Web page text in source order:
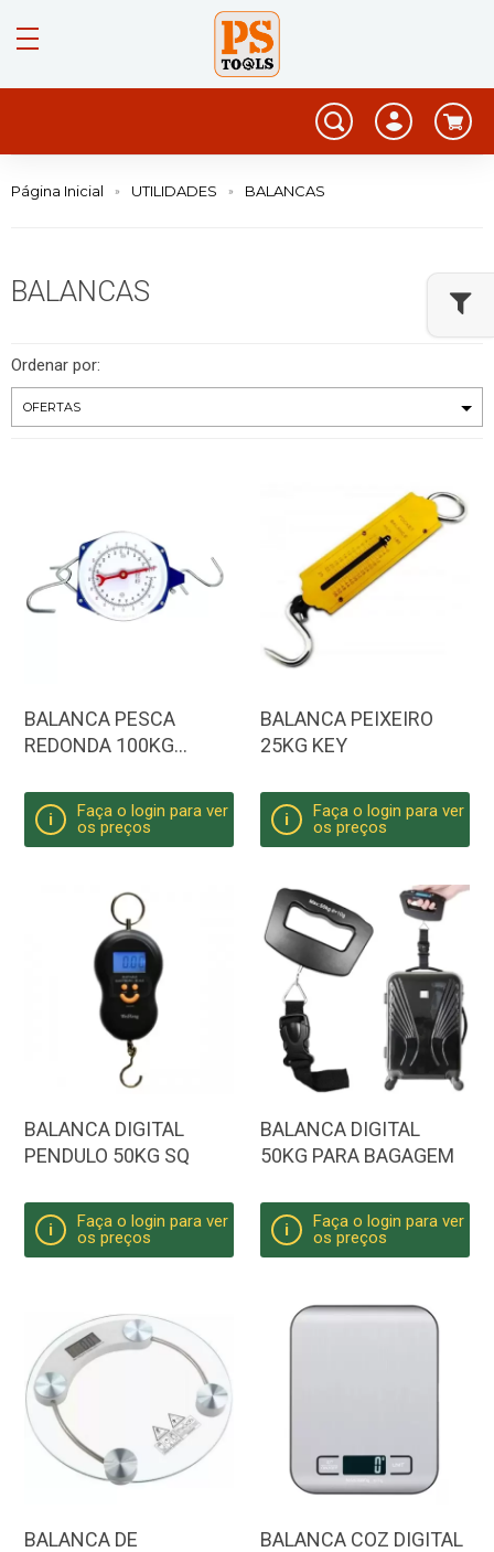
Página Inicial UTILIDADES BALANCAS
BALANCAS
Ordenar por:
BALANCA PESCA
REDONDA 100KG
i
Faça o login para ver
os preços
BALANCA PEIXEIRO
25KG KEY
i
Faça o login para ver
os preços
BALANCA DIGITAL
PENDULO 50KG SQ
i
Faça o login para ver
os preços
BALANCA DIGITAL
50KG PARA BAGAGEM
i
Faça o login para ver
os preços
BALANCA DE
BALANCA COZ DIGITAL